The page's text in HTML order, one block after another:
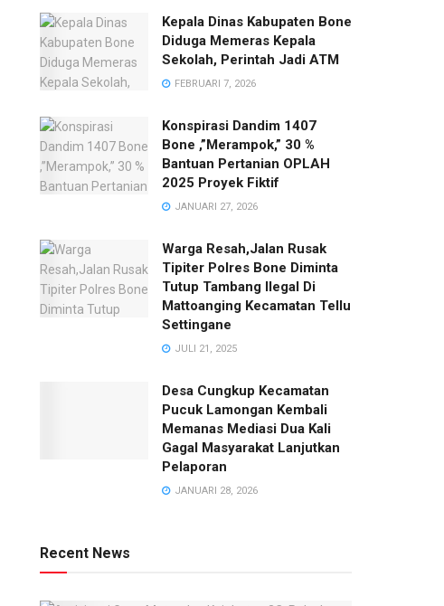
Kepala Dinas Kabupaten Bone
Diduga Memeras Kepala
Sekolah, Perintah Jadi ATM
FEBRUARI 7, 2026
Konspirasi Dandim 1407
Bone ,”Merampok,” 30 %
Bantuan Pertanian OPLAH
2025 Proyek Fiktif
JANUARI 27, 2026
Warga Resah,Jalan Rusak
Tipiter Polres Bone Diminta
Tutup Tambang Ilegal Di
Mattoanging Kecamatan Tellu
Settingane
JULI 21, 2025
Desa Cungkup Kecamatan
Pucuk Lamongan Kembali
Memanas Mediasi Dua Kali
Gagal Masyarakat Lanjutkan
Pelaporan
JANUARI 28, 2026
Recent News